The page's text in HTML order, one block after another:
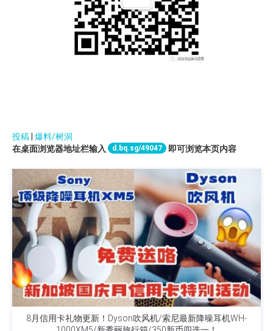
投稿| 爆料/树洞
在桌面浏览器地址栏输入
d.bq.sg/49047 即可浏览本页内容
8月信用卡礼物更新！Dyson吹风机/索尼最新降噪耳机WH-